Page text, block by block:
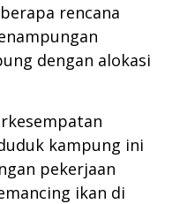
rencana
dengan alokasi
kampung ini
pekerjaan
ikan di